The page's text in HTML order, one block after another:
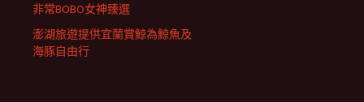
非常BOBO女神臻選
澎湖旅遊提供宜蘭賞鯨為鯨魚及
海豚自由行